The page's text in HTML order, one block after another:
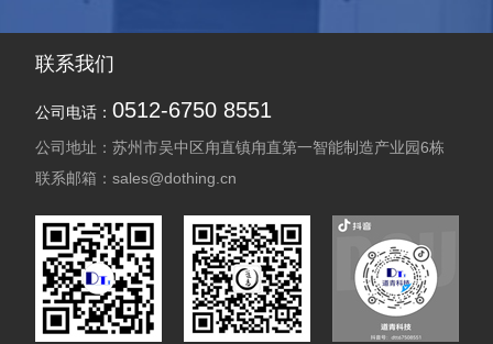
联系我们
公司电话： 0512-6750 8551
公司地址：苏州市吴中区甪直镇甪直第一智能制造产业园6栋
联系邮箱：sales@dothing.cn